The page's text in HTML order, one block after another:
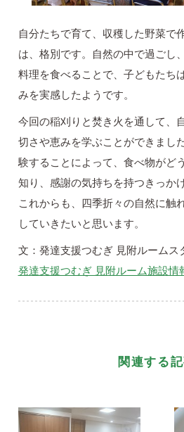
自分たちで育て、収穫した野菜で
は、格別です。自然の中で過ごし
料理を食べることで、子どもたち
みを実感したようです。
今回の稲刈りと焚き火を通して、
切さや恵みを学ぶことができまし
験することによって、食べ物がど
知り、感謝の気持ちを持つきっか
これからも、四季折々の自然に触
していきたいと思います。
文：発達支援つむぎ 見附ルームス
発達支援つむぎ 見附ルーム施設情
関連する